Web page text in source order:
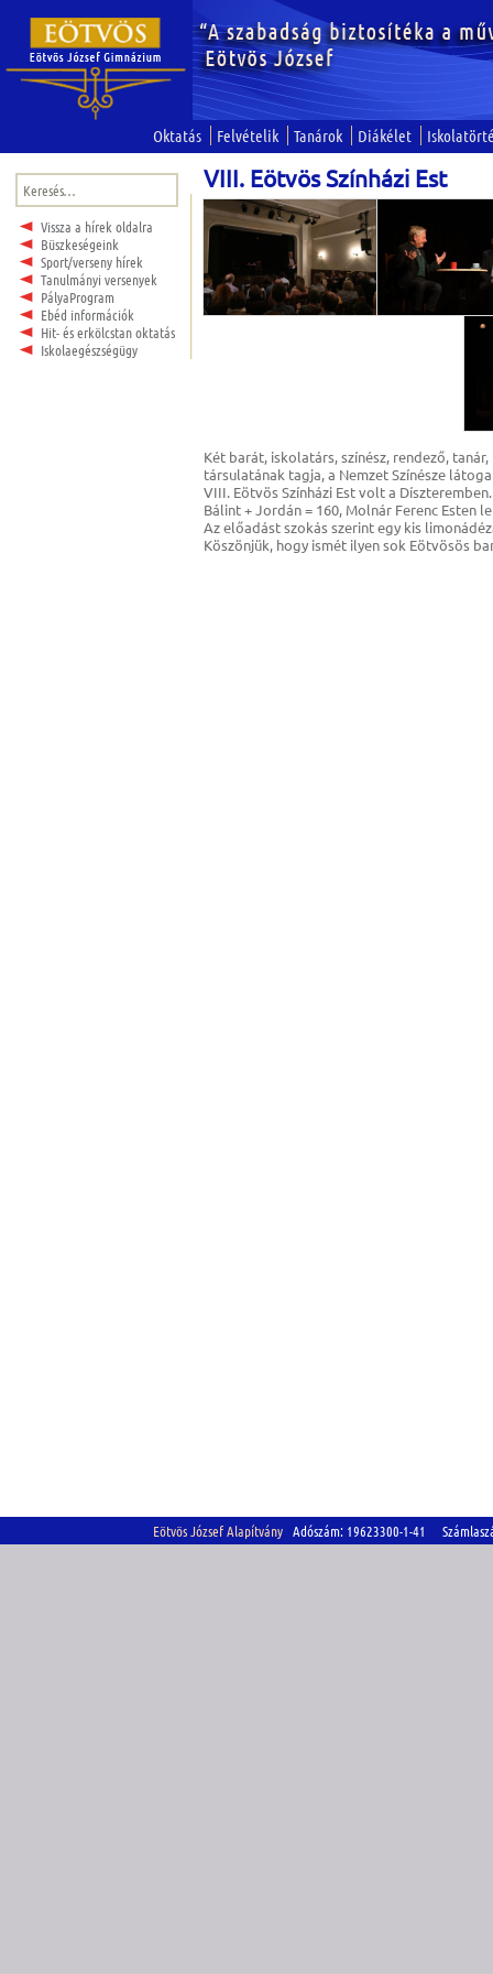
Oktatás Felvételik Tanárok Diákélet
Keresés:
Vissza a hírek oldalra
Büszkeségeink
Sport/verseny hírek
Tanulmányi versenyek
PályaProgram
Ebéd információk
Hit- és erkölcstan oktatás
Iskolaegészségügy
VIII. Eötvös Színházi Est
Két barát, iskolatárs, színész, rendező,
társulatának tagja, a Nemzet Színésze
VIII. Eötvös Színházi Est volt a
Bálint + Jordán = 160, Molnár Ferenc
Az előadást szokás szerint egy kis
Köszönjük, hogy ismét ilyen sok Eötvösös
Eötvös József Alapítvány Adószám: 19623300-1-41